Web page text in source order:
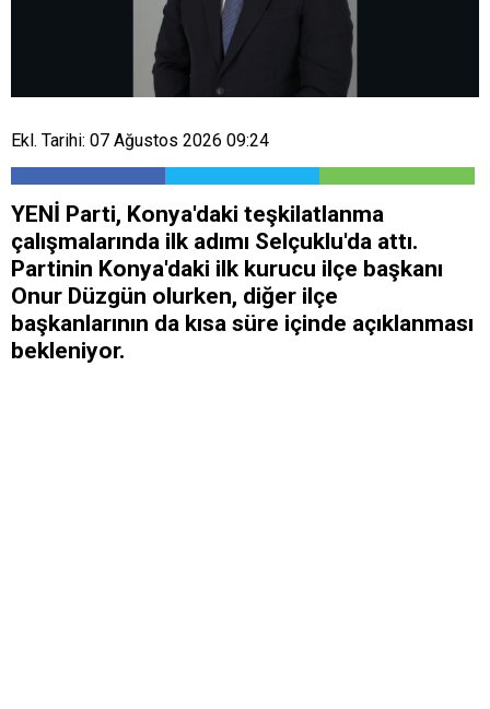
Ekl. Tarihi: 07 Ağustos 2026 09:24
YENİ Parti, Konya'daki teşkilatlanma
çalışmalarında ilk adımı Selçuklu'da attı.
Partinin Konya'daki ilk kurucu ilçe başkanı
Onur Düzgün olurken, diğer ilçe
başkanlarının da kısa süre içinde açıklanması
bekleniyor.